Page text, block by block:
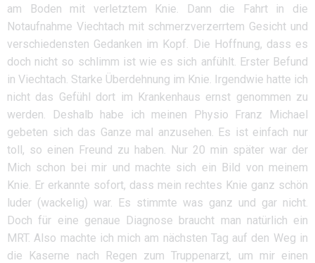
am Boden mit verletztem Knie. Dann die Fahrt in die
Notaufnahme Viechtach mit schmerzverzerrtem Gesicht und
verschiedensten Gedanken im Kopf. Die Hoffnung, dass es
doch nicht so schlimm ist wie es sich anfühlt. Erster Befund
in Viechtach. Starke Überdehnung im Knie. Irgendwie hatte ich
nicht das Gefühl dort im Krankenhaus ernst genommen zu
werden. Deshalb habe ich meinen Physio Franz Michael
gebeten sich das Ganze mal anzusehen. Es ist einfach nur
toll, so einen Freund zu haben. Nur 20 min später war der
Mich schon bei mir und machte sich ein Bild von meinem
Knie. Er erkannte sofort, dass mein rechtes Knie ganz schön
luder (wackelig) war. Es stimmte was ganz und gar nicht.
Doch für eine genaue Diagnose braucht man natürlich ein
MRT. Also machte ich mich am nächsten Tag auf den Weg in
die Kaserne nach Regen zum Truppenarzt, um mir einen